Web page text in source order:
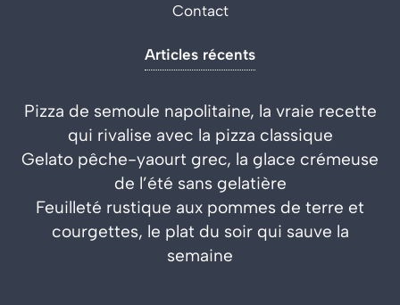
Contact
Articles récents
Pizza de semoule napolitaine, la vraie recette
qui rivalise avec la pizza classique
Gelato pêche-yaourt grec, la glace crémeuse
de l’été sans gelatière
Feuilleté rustique aux pommes de terre et
courgettes, le plat du soir qui sauve la
semaine